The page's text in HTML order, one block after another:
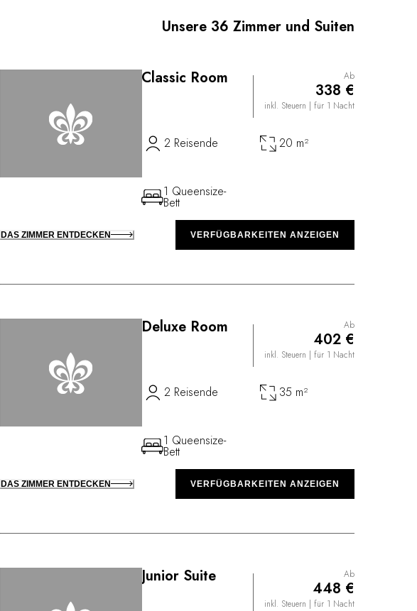
Unsere 36 Zimmer und Suiten
Classic Room Ab
338 €
inkl. Steuern | für 1 Nacht
2 Reisende 20 m²
1 Queensize-
Bett
DAS ZIMMER ENTDECKEN VERFÜGBARKEITEN ANZEIGEN
Deluxe Room Ab
402 €
inkl. Steuern | für 1 Nacht
2 Reisende 35 m²
1 Queensize-
Bett
DAS ZIMMER ENTDECKEN VERFÜGBARKEITEN ANZEIGEN
Junior Suite Ab
448 €
inkl. Steuern | für 1 Nacht